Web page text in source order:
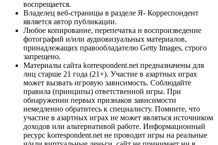
воспрещается.
Владелец веб-страницы в разделе Я- Корреспондент
является автор публикации.
Любое копирование, перепечатка и воспроизведение
фотографий и/или аудиовизуальных материалов,
принадлежащих правообладателю Getty Images, строго
запрещено.
Материалы сайта korrespondent.net предназначены для
лиц старше 21 года (21+). Участие в азартных играх
может вызвать игровую зависимость. Соблюдайте
правила (принципы) ответственной игры. При
обнаружении первых признаков зависимости
немедленно обратитесь к специалисту. Помните, что
участие в азартных играх не может являться источником
доходов или альтернативой работе. Информационный
ресурс korrespondent.net не проводит игры на реальные